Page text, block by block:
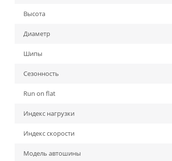
Высота
Диаметр
Шипы
Сезонность
Run on flat
Индекс нагрузки
Индекс скорости
Модель автошины